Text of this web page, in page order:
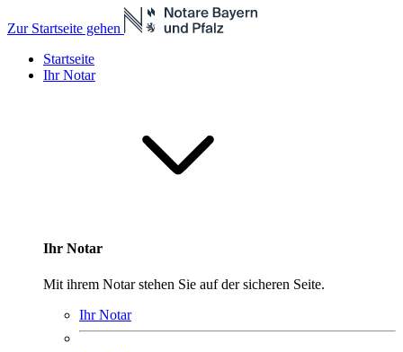
Zur Startseite gehen
Startseite
Ihr Notar
Ihr Notar
Mit ihrem Notar stehen Sie auf der sicheren Seite.
Ihr Notar